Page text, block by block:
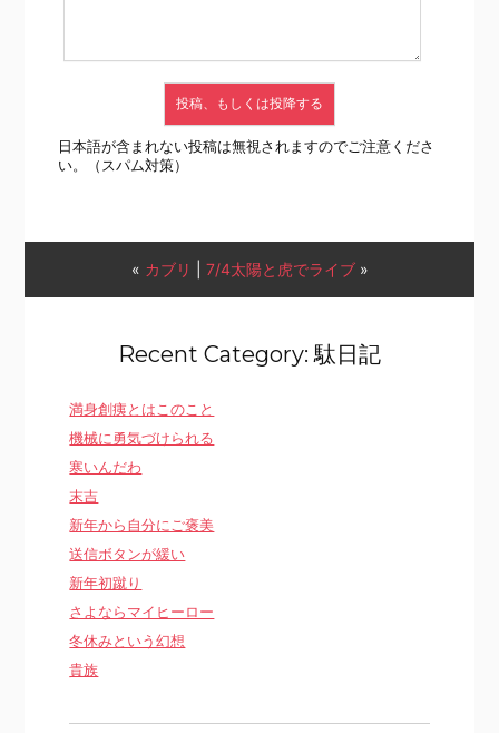
日本語が含まれない投稿は無視されますのでご注意くださ
い。（スパム対策）
« カブリ 7/4太陽と虎でライブ»
Recent Category: 駄日記
満身創痍とはこのこと
機械に勇気づけられる
寒いんだわ
末吉
新年から自分にご褒美
送信ボタンが緩い
新年初蹴り
さよならマイヒーロー
冬休みという幻想
貴族